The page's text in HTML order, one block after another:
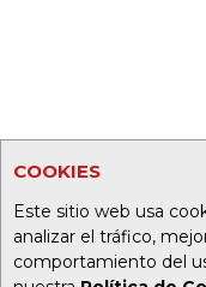
COOKIES
Este sitio web usa
analizar el tráfico,
comportamiento del